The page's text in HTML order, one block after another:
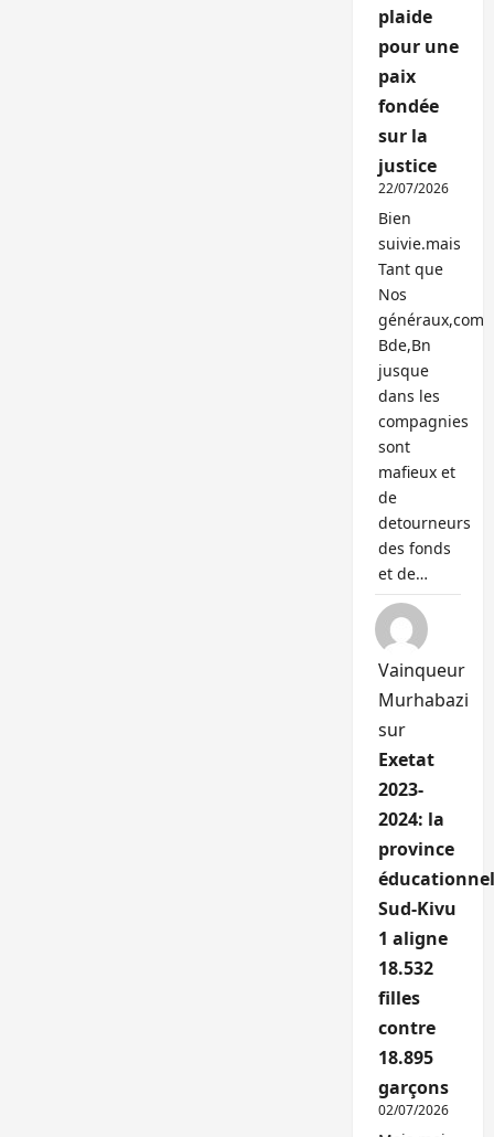
plaide
pour une
paix
fondée
sur la
justice
22/07/2026
Bien
suivie.mais
Tant que
Nos
généraux,com
Bde,Bn
jusque
dans les
compagnies
sont
mafieux et
de
detourneurs
des fonds
et de…
Vainqueur
Murhabazi
sur
Exetat
2023-
2024: la
province
Sud-Kivu
1 aligne
18.532
filles
contre
18.895
garçons
02/07/2026